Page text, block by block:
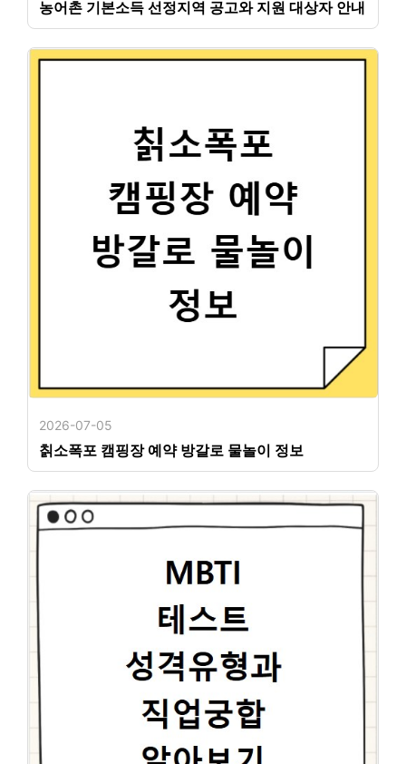
농어촌 기본소득 선정지역 공고와 지원 대상자 안내
2026-07-05
칡소폭포 캠핑장 예약 방갈로 물놀이 정보